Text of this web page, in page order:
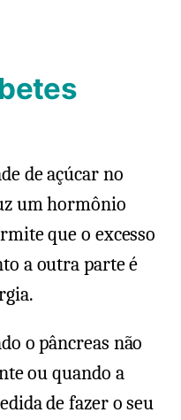
de açúcar no
um hormônio
que o excesso
a outra parte é
o pâncreas não
ou quando a
de fazer o seu